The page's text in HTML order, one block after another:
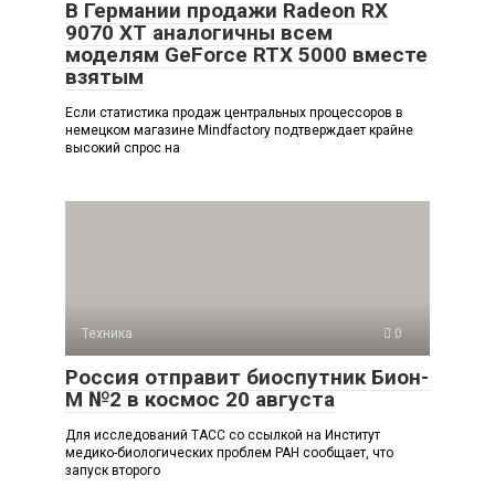
В Германии продажи Radeon RX
9070 XT аналогичны всем
моделям GeForce RTX 5000 вместе
взятым
Если статистика продаж центральных процессоров в
немецком магазине Mindfactory подтверждает крайне
высокий спрос на
Техника 0
Россия отправит биоспутник Бион-
М №2 в космос 20 августа
Для исследований ТАСС со ссылкой на Институт
медико-биологических проблем РАН сообщает, что
запуск второго